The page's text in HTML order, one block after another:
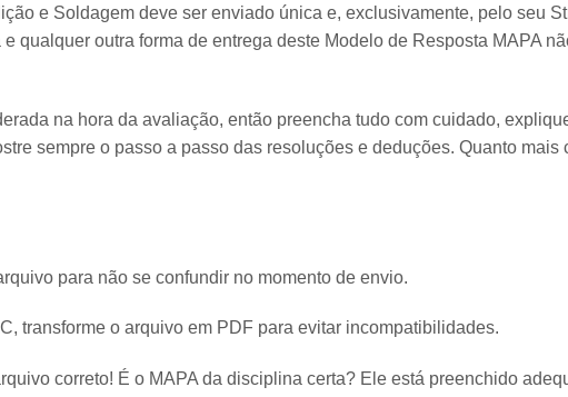
e Soldagem deve ser enviado única e, exclusivamente, pelo seu
e qualquer outra forma de entrega deste Modelo de Resposta MAPA
na hora da avaliação, então preencha tudo com cuidado,
sempre o passo a passo das resoluções e deduções. Quanto mais
para não se confundir no momento de envio.
transforme o arquivo em PDF para evitar incompatibilidades.
correto! É o MAPA da disciplina certa? Ele está preenchido